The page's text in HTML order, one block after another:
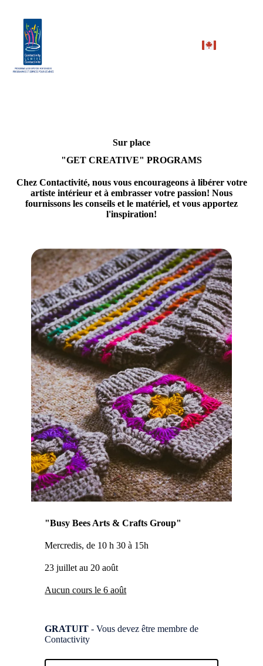
Sur place
"GET CREATIVE" PROGRAMS
Chez Contactivité, nous vous encourageons à libérer votre
artiste intérieur et à embrasser votre passion! Nous
fournissons les conseils et le matériel, et vous apportez
l'inspiration!
"Busy Bees Arts & Crafts Group"
Mercredis, de 10 h 30 à 15h
23 juillet au 20 août
Aucun cours le 6 août
GRATUIT - Vous devez être membre de
Contactivity